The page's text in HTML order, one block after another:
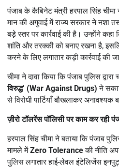
पंजाब के कैबिनेट मंत्री हरपाल सिंह
मान की अगुवाई में राज्य सरकार ने नशा
बड़े स्तर पर कार्रवाई की है। उन्होंने
शांति और तरक्की को बनाए रखना है,
करने के लिए लगातार कड़ी कार्रवाई की
चीमा ने दावा किया कि पंजाब पुलिस द्वारा
विरुद्ध’ (War Against Drugs) ने
से विरोधी पार्टियाँ बौखलाकर अनावश्यक
ज़ीरो टॉलरेंस पॉलिसी पर काम कर रही
हरपाल सिंह चीमा ने बताया कि पंजाब
मामले मेंZero Toleranceकी नीति
पुलिस लगातार हाई-लेवल इंटेलिजेंस